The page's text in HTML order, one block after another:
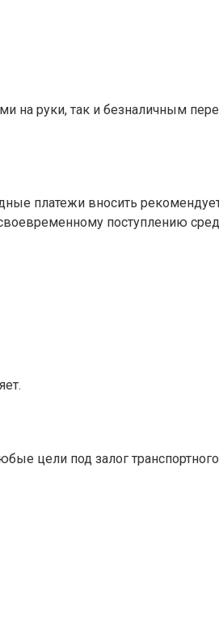
на руки, так и безналичным
платежи вносить
поступлению
цели под залог